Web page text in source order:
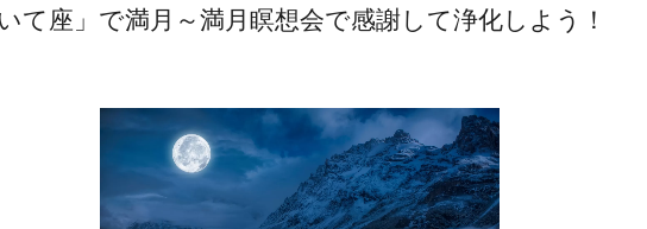
て座」で満月～満月瞑想会で感謝して浄化しよう！